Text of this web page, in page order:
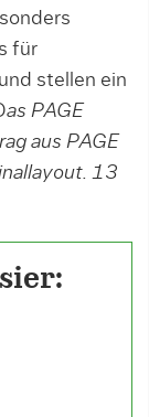
für
stellen ein
as PAGE
aus PAGE
13